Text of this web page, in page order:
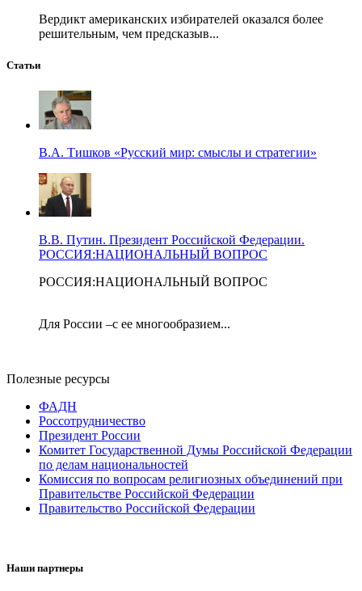
Вердикт американских избирателей оказался более
решительным, чем предсказыв...
Статьи
В.А. Тишков «Русский мир: смыслы и стратегии»
В.В. Путин. Президент Российской Федерации.
РОССИЯ:НАЦИОНАЛЬНЫЙ ВОПРОС
РОССИЯ:НАЦИОНАЛЬНЫЙ ВОПРОС
Для России –с ее многообразием...
Полезные ресурсы
ФАДН
Россотрудничество
Президент России
Комитет Государственной Думы Российской Федерации
по делам национальностей
Комиссия по вопросам религиозных объединений при
Правительстве Российской Федерации
Правительство Российской Федерации
Наши партнеры